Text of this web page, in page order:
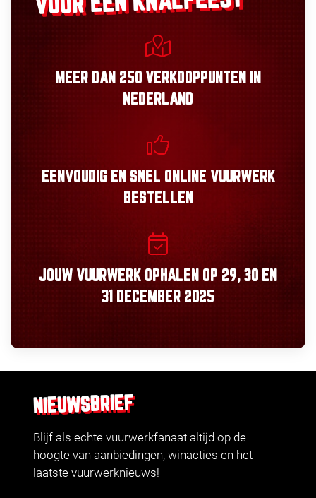
MEER DAN 250 VERKOOPPUNTEN
IN
NEDERLAND
EENVOUDIGEN SNEL ONLINE VUURWERK
BESTELLEN
JOUW VUURWERK OPHALEN OP 29, 30 EN
31 DECEMBER 2025
NIEUWSBRIEF
Blijf als echte vuurwerkfanaat altijd op de
hoogte van aanbiedingen, winacties en het
laatste vuurwerknieuws!